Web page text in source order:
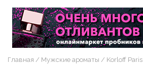
Главная Мужские ароматы Korloff Paris